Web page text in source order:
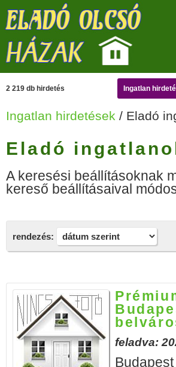
2 219 db hirdetés Ingatlan
Ingatlan hirdetések / Eladó
Eladó
A keresési beállításoknak
kereső beállításaival
rendezés:
feladva: